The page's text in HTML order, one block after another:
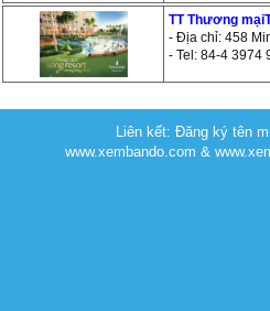
TT Thương
- Địa chỉ: 458
- Tel: 84-4 3974
Liên kết:Đăng ký tên
www.xembando.com &